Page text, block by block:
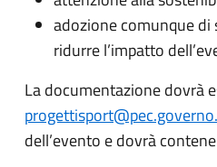
adozione comunque di
ridurre l’impatto
La documentazione dovrà
dell’evento e dovrà